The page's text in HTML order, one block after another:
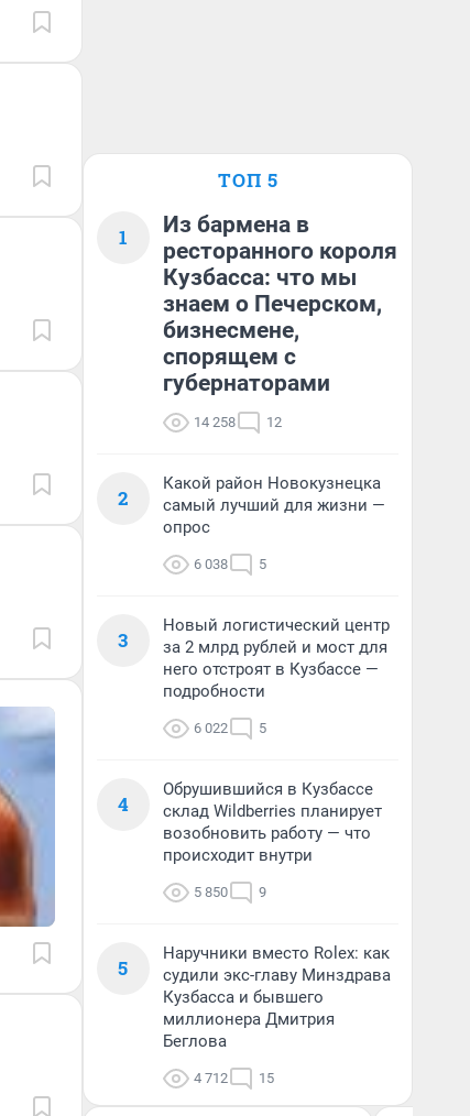
ТОП 5
1
Из бармена в
ресторанного короля
Кузбасса: что мы
знаем о Печерском,
бизнесмене,
спорящем с
губернаторами
14 258 12
2
Какой район Новокузнецка
самый лучший для жизни —
опрос
6 038 5
3
Новый логистический центр
за 2 млрд рублей и мост для
него отстроят в Кузбассе —
подробности
6 022 5
4
Обрушившийся в Кузбассе
склад Wildberries планирует
возобновить работу — что
происходит внутри
5 850 9
5
Наручники вместо Rolex: как
судили экс-главу Минздрава
Кузбасса и бывшего
миллионера Дмитрия
Беглова
4 712 15